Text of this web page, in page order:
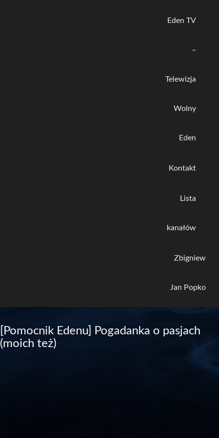
Eden TV
–
Telewizja
Wolny
Eden
Kontakt
Lista
kanałów
Zbigniew
Jan Popko
[Pomocnik Edenu] Pogadanka o pasjach
(moich też)